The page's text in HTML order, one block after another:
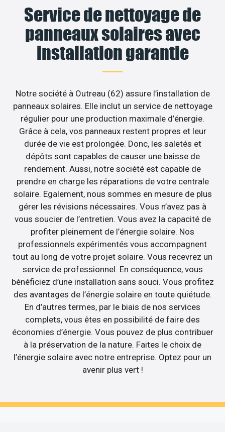
Service de nettoyage de
panneaux solaires avec
installation garantie
Notre société à Outreau (62) assure l’installation de
panneaux solaires. Elle inclut un service de nettoyage
régulier pour une production maximale d’énergie.
Grâce à cela, vos panneaux restent propres et leur
durée de vie est prolongée. Donc, les saletés et
dépôts sont capables de causer une baisse de
rendement. Aussi, notre société est capable de
prendre en charge les réparations de votre centrale
solaire. Egalement, nous sommes en mesure de plus
gérer les révisions nécessaires. Vous n’avez pas à
vous soucier de l’entretien. Vous avez la capacité de
profiter pleinement de l’énergie solaire. Nos
professionnels expérimentés vous accompagnent
tout au long de votre projet solaire. Vous recevrez un
service de professionnel. En conséquence, vous
bénéficiez d’une installation sans souci. Vous profitez
des avantages de l’énergie solaire en toute quiétude.
En d’autres termes, par le biais de nos services
complets, vous êtes en possibilité de faire des
économies d’énergie. Vous pouvez de plus contribuer
à la préservation de la nature. Faites le choix de
l’énergie solaire avec notre entreprise. Optez pour un
avenir plus vert !